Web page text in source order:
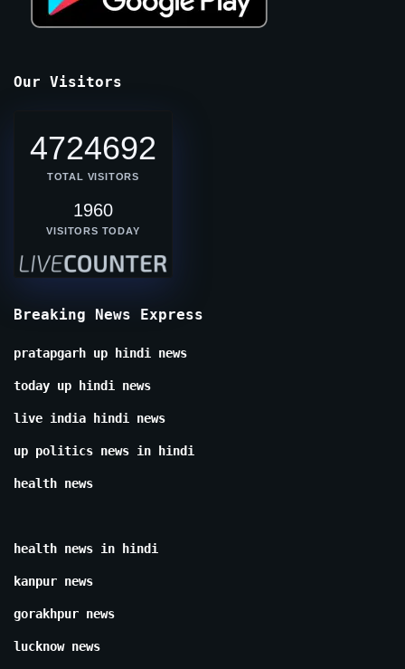
Our Visitors
4724692
TOTAL VISITORS
1960
VISITORS TODAY
Breaking News Express
pratapgarh up hindi news
today up hindi news
live india hindi news
up politics news in hindi
health news
health news in hindi
kanpur news
gorakhpur news
lucknow news